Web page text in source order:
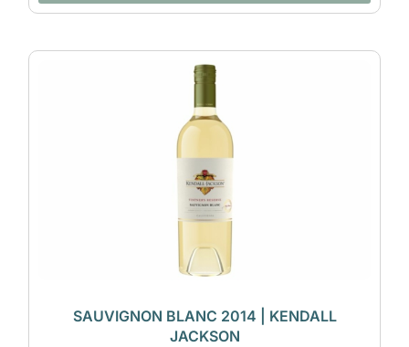
SAUVIGNON BLANC 2014 | KENDALL
JACKSON